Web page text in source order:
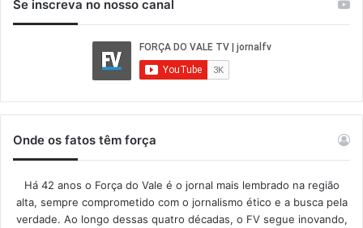
Se inscreva no nosso canal
Onde os fatos têm força
Há 42 anos o Força do Vale é o jornal mais lembrado na região
alta, sempre comprometido com o jornalismo ético e a busca pela
verdade. Ao longo dessas quatro décadas, o FV segue inovando,